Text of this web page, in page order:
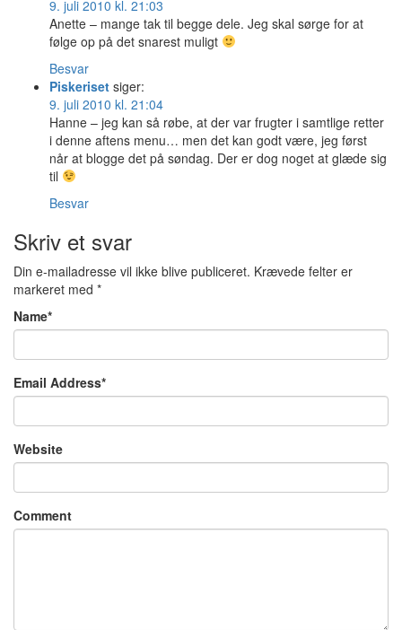
9. juli 2010 kl. 21:03
Anette – mange tak til begge dele. Jeg skal sørge for at
følge op på det snarest muligt
Besvar
Piskeriset siger:
9. juli 2010 kl. 21:04
Hanne – jeg kan så røbe, at der var frugter i samtlige retter
i denne aftens menu… men det kan godt være, jeg først
når at blogge det på søndag. Der er dog noget at glæde sig
til
Besvar
Skriv et svar
Din e-mailadresse vil ikke blive publiceret. Krævede felter er
markeret med *
Name*
Email Address*
Website
Comment